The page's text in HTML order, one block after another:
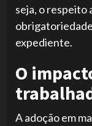
seja, o respeito
expediente.
O
A adoção em